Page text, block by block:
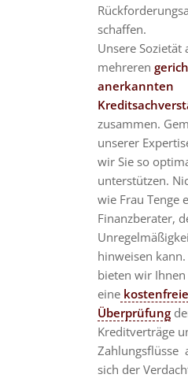
schaffen.
Unsere
mehreren
anerkannten
zusammen.
unserer
wir Sie so
unterstützen.
wie Frau Tenge
Finanzberater,
hinweisen
bieten wir
eine kostenfreie
Überprüfung
Kreditverträge
Zahlungsflüsse
sich der